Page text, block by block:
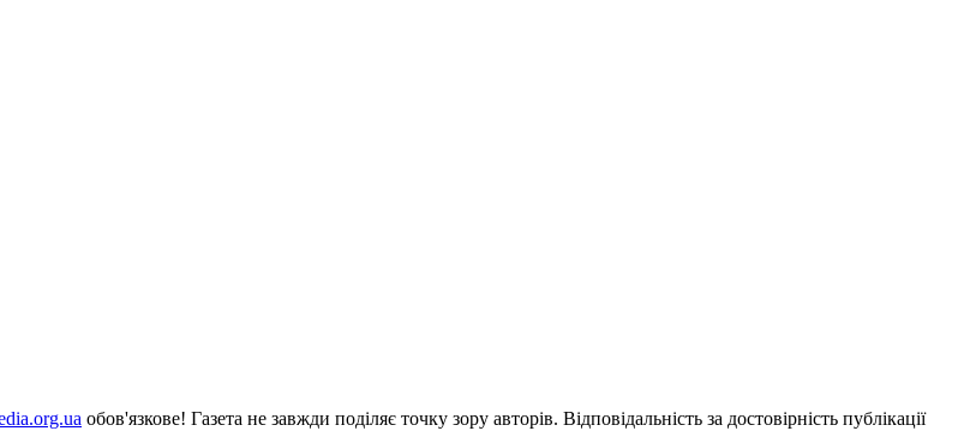
обов'язкове! Газета не завжди поділяє точку зору авторів. Відповідальність за достовірність публікації